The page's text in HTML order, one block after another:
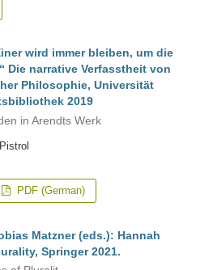
wird immer bleiben, um die
Die narrative Verfasstheit von
Philosophie, Universität
2019
in Arendts Werk
PDF (German)
Matzner (eds.): Hannah
Springer 2021.